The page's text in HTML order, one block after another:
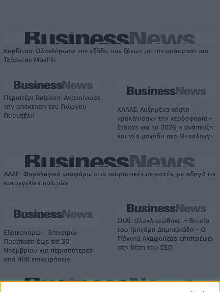
Καρδίτσα: Ολοκλήρωσε την εξάδα των ξένων με την απόκτηση του
Τζόρνταν ΜακΡέι
Περιστέρι Betsson: Ανακοίνωσε
την απόκτηση του Γιώργου
Γκιουζέλη
ΚΑΛΑΣ: Αυξημένα κόστη
«ροκάνισαν» την κερδοφορία -
Στόχος για το 2026 η ανάπτυξη
και νέα μονάδα στο Μεσολόγγι
ΑΑΔΕ: Φορολογικό «σαφάρι» στις τουριστικές περιοχές, με οδηγό τις
καταγγελίες πολιτών
Εξοικονομώ – Επιχειρώ:
Παράταση έως τις 30
Νοεμβρίου για περισσότερες
από 400 επιχειρήσεις
ΣΚΑΪ: Ολοκληρώθηκε η θητεία
του Γρηγόρη Δημητριάδη - Ο
Γιάννης Αλαφούζος επιστρέφει
στη θέση του CEO